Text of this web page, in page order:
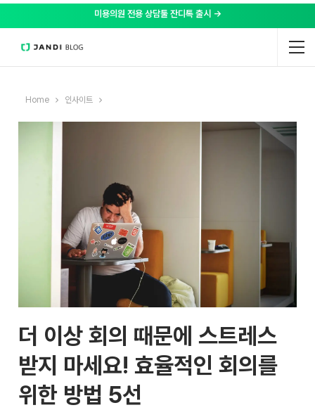
미용의원 전용 상담툴 잔디톡 출시 →
Home 인사이트
더 이상 회의 때문에 스트레스
받지 마세요! 효율적인 회의를
위한 방법 5선